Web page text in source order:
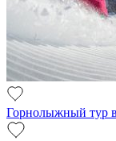
Горнолыжный тур